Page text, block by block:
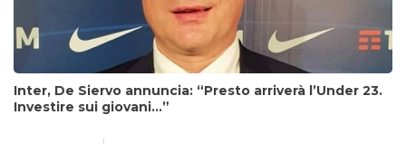
Inter, De Siervo annuncia: “Presto arriverà l’Under 23.
Investire sui giovani…”